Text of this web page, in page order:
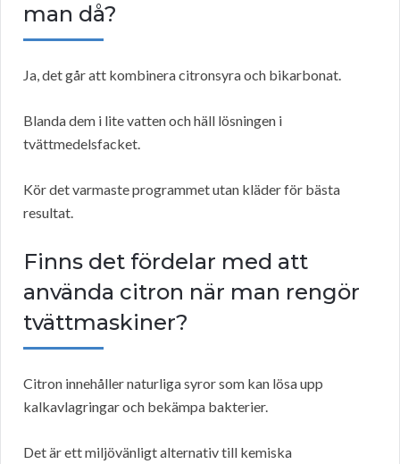
man då?
Ja, det går att kombinera citronsyra och bikarbonat.
Blanda dem i lite vatten och häll lösningen i
tvättmedelsfacket.
Kör det varmaste programmet utan kläder för bästa
resultat.
Finns det fördelar med att
använda citron när man rengör
tvättmaskiner?
Citron innehåller naturliga syror som kan lösa upp
kalkavlagringar och bekämpa bakterier.
Det är ett miljövänligt alternativ till kemiska